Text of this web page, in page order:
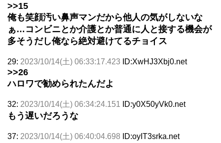
>>15
俺も笑顔汚い鼻声マンだから他人の気がしないな
ぁ…コンビニとか介護とか普通に人と接する機会が
多そうだし俺なら絶対避けてるチョイス
29: 2023/10/14(土) 06:33:17.423 ID:XwHJ3Xbj0.net
>>26
ハロワで勧められたんだよ
32: 2023/10/14(土) 06:34:24.151 ID:y0X50yVk0.net
もう遅いだろうな
37: 2023/10/14(土) 06:40:04.698 ID:oyIT3srka.net